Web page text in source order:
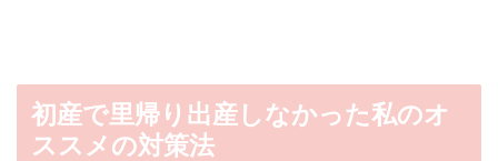
初産で里帰り出産しなかった私のオ
ススメの対策法